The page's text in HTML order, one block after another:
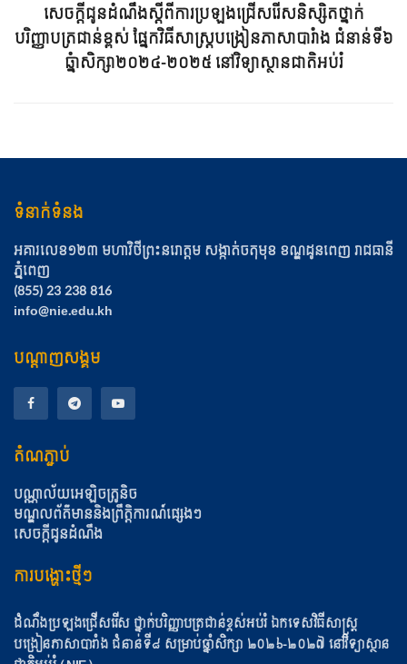
សេចក្ដីជូនដំណឹងស្ដីពីការប្រឡងជ្រើសរើសនិស្សិតថ្នាក់
បរិញ្ញាបត្រជាន់ខ្ពស់ ផ្នែកវិធីសាស្រ្តបង្រៀនភាសាបារំាង ជំនាន់ទី៦
ឆ្នំាសិក្សា២០២៤-២០២៥ នៅវិទ្យាស្ថានជាតិអប់រំ
ទំនាក់ទំនង
អគារលេខ១២៣ មហាវិថីព្រះនរោត្ដម សង្កាត់ចតុមុខ​ ខណ្ឌដូនពេញ​ រាជធានី
ភ្នំពេញ
(855) 23 238 816
info@nie.edu.kh
បណ្តាញសង្គម
តំណភ្ជាប់
បណ្ណាល័យអេឡិចត្រូនិច
មណ្ឌលព័ត៌មាននិងព្រឹត្តិការណ៍ផ្សេងៗ
សេចក្តីជូនដំណឹង
ការបង្ហោះថ្មីៗ
ដំណឹងប្រឡងជ្រើសរើស ថ្នាក់បរិញ្ញាបត្រជាន់ខ្ពស់អប់រំ ឯកទេសវិធីសាស្ត្រ
បង្រៀនភាសាបារាំង ជំនាន់ទី៨ សម្រាប់ឆ្នាំសិក្សា ២០២៦-២០២៧ នៅវិទ្យាស្ថាន